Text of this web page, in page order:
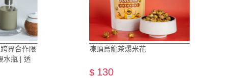
界合作限
水瓶 | 透
凍頂烏龍茶爆米花
$ 130